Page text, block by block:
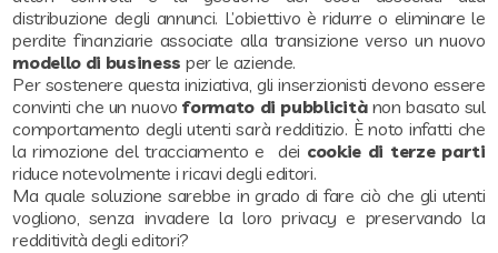
distribuzione degli annunci. L’obiettivo è ridurre o eliminare le
perdite finanziarie associate alla transizione verso un nuovo
modello di business per le aziende.
Per sostenere questa iniziativa, gli inserzionisti devono essere
convinti che un nuovoformato di pubblicità non basato sul
comportamento degli utenti sarà redditizio. È noto infatti che
la rimozione del tracciamento e dei cookie di terze parti
riduce notevolmente i ricavi degli editori.
Ma quale soluzione sarebbe in grado di fare ciò che gli utenti
vogliono, senza invadere la loro privacy e preservando la
redditività degli editori?